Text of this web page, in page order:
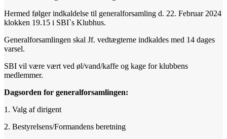
Hermed følger indkaldelse til generalforsamling d. 22. Februar 2024
klokken 19.15 i SBI`s Klubhus.
Generalforsamlingen skal Jf. vedtægterne indkaldes med 14 dages
varsel.
SBI vil være vært ved øl/vand/kaffe og kage for klubbens
medlemmer.
Dagsorden for generalforsamlingen:
1. Valg af dirigent
2. Bestyrelsens/Formandens beretning